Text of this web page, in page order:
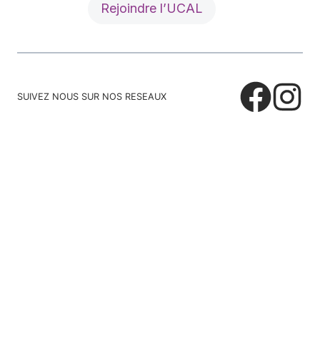
Rejoindre l’UCAL
SUIVEZ NOUS SUR NOS RESEAUX